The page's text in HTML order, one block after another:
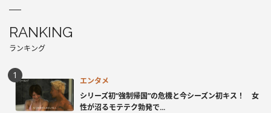
RANKING
ランキング
エンタメ
シリーズ初“強制帰国”の危機と今シーズン初キス！ 女
性が沼るモテテク勃発で...